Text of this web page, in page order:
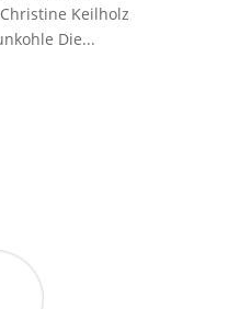
Keilholz
Die...